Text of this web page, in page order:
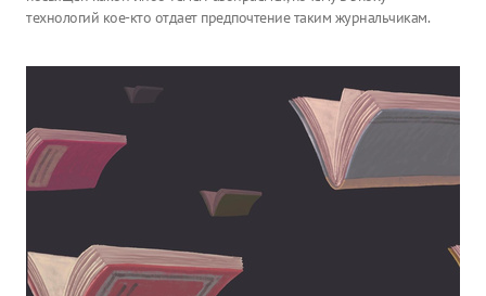
технологий кое-кто отдает предпочтение таким журнальчикам.